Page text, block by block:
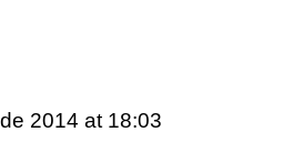
2014 at 18:03